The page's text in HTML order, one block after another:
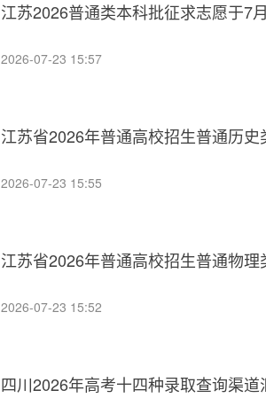
江苏2026普通类本科批征求志愿于7
2026-07-23 15:57
江苏省2026年普通高校招生普通历
2026-07-23 15:55
江苏省2026年普通高校招生普通物
2026-07-23 15:52
四川2026年高考十四种录取查询渠道